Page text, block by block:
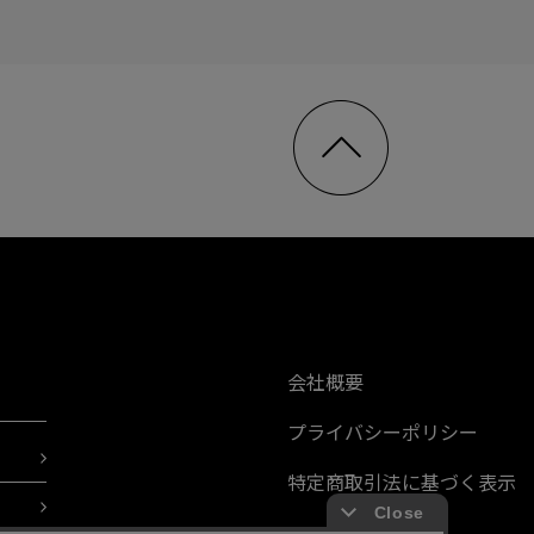
会社概要
プライバシーポリシー
特定商取引法に基づく表示